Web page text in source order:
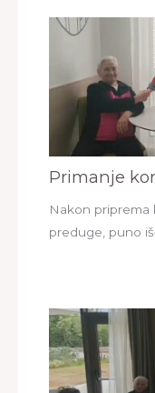
Primanje
Nakon priprema
preduge, puno